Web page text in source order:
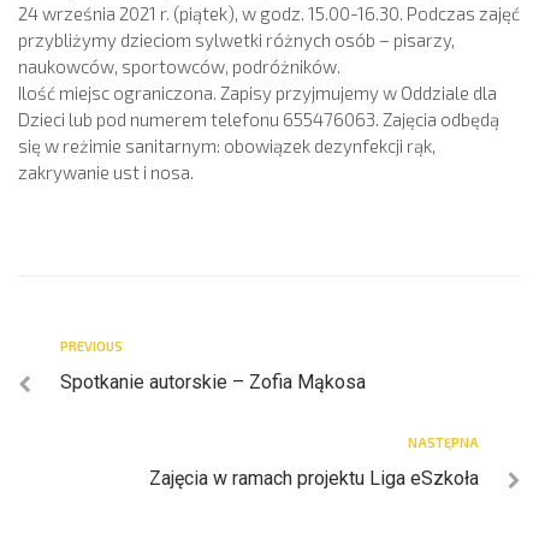
24 września 2021 r. (piątek), w godz. 15.00-16.30. Podczas zajęć
przybliżymy dzieciom sylwetki różnych osób – pisarzy,
naukowców, sportowców, podróżników.
Ilość miejsc ograniczona. Zapisy przyjmujemy w Oddziale dla
Dzieci lub pod numerem telefonu 655476063. Zajęcia odbędą
się w reżimie sanitarnym: obowiązek dezynfekcji rąk,
zakrywanie ust i nosa.
PREVIOUS
Spotkanie autorskie – Zofia Mąkosa
NASTĘPNA
Zajęcia w ramach projektu Liga eSzkoła